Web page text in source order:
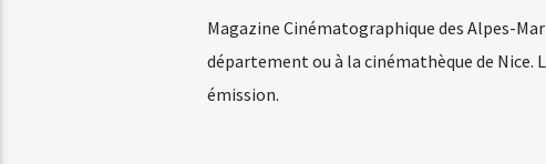
Magazine Cinématographique des Alpes-
département ou à la cinémathèque de Nice.
émission.